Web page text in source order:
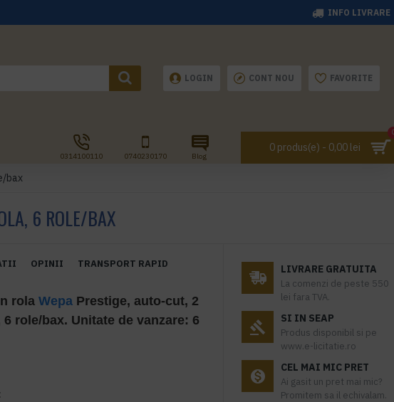
INFO LIVRARE
LOGIN CONT NOU FAVORITE
0314100110 0740230170 Blog
0 produs(e) - 0,00 lei
bax
6 ROLE/BAX
OPINII TRANSPORT RAPID
rolaWepa Prestige, auto-cut, 2
role/bax. Unitate de vanzare: 6
LIVRARE GRATUITA
La comenzi de peste 550
lei fara TVA.
SI IN SEAP
Produs disponibil si pe
www.e-licitatie.ro
CEL MAI MIC PRET
Ai gasit un pret mai mic?
Promitem sa il echivalam.